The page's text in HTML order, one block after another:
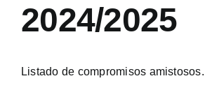
2024/2025
Listado de compromisos amistosos.